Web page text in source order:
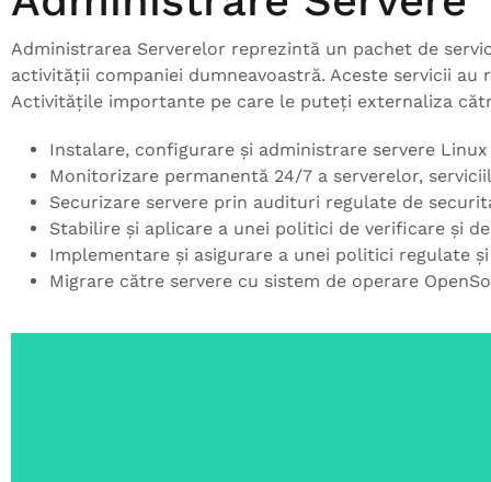
Administrarea Serverelor reprezintă un pachet de
activității companiei dumneavoastră. Aceste servicii
Activitățile importante pe care le puteți externaliza
Instalare, configurare și administrare servere
Monitorizare permanentă 24/7 a serverelor,
Securizare servere prin audituri regulate de
Stabilire și aplicare a unei politici de verificare și
Implementare și asigurare a unei politici regulate
Migrare către servere cu sistem de operare